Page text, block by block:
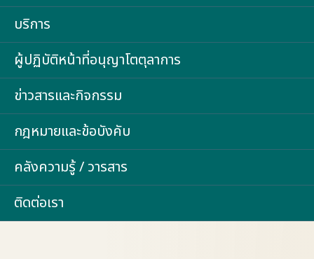
บริการ
ผู้ปฏิบัติหน้าที่อนุญาโตตุลาการ
ข่าวสารและกิจกรรม
กฎหมายและข้อบังคับ
คลังความรู้ / วารสาร
ติดต่อเรา